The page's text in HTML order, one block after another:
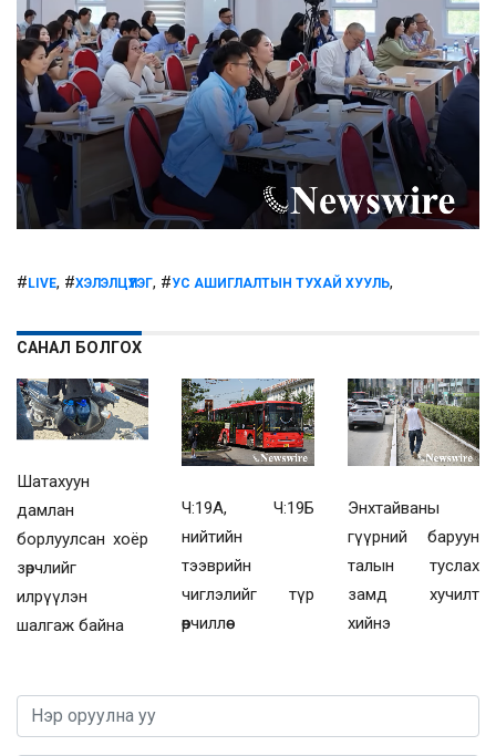
#LIVE, #ХЭЛЭЛЦҮҮЛЭГ, #УС АШИГЛАЛТЫН ТУХАЙ ХУУЛЬ,
САНАЛ БОЛГОХ
Шатахуун
дамлан
борлуулсан хоёр
зөрчлийг
илрүүлэн
шалгаж байна
Ч:19А, Ч:19Б
нийтийн
тээврийн
чиглэлийг түр
өөрчиллөө
Энхтайваны
гүүрний баруун
талын туслах
замд хучилт
хийнэ